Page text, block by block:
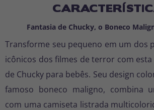
Fantasia de Chucky, o Boneco
Transforme seu pequeno em um dos
icônicos dos filmes de terror com
de Chucky para bebês. Seu design
famoso boneco maligno, combina
com uma camiseta listrada